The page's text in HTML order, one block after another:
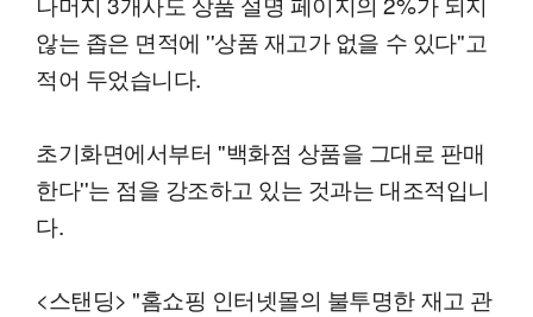
않는 좁은 면적에 ''상품 재고가 없을 수 있다''고
적어 두었습니다.
초기화면에서부터 ''백화점 상품을 그대로 판매
한다''는 점을 강조하고 있는 것과는 대조적입니
다.
<스탠딩> "홈쇼핑 인터넷몰의 불투명한 재고 관